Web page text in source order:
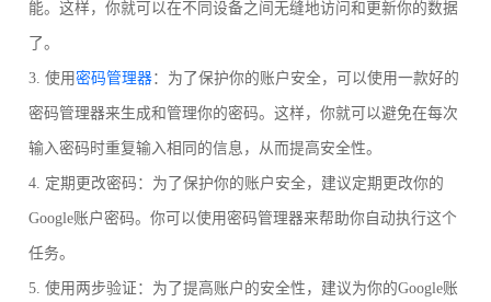
能。这样，你就可以在不同设备之间无缝地访问和更新你的数据
了。
3. 使用密码管理器：为了保护你的账户安全，可以使用一款好的
密码管理器来生成和管理你的密码。这样，你就可以避免在每次
输入密码时重复输入相同的信息，从而提高安全性。
4. 定期更改密码：为了保护你的账户安全，建议定期更改你的
Google账户密码。你可以使用密码管理器来帮助你自动执行这个
任务。
5. 使用两步验证：为了提高账户的安全性，建议为你的Google账